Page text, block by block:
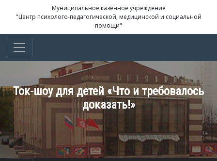
Муниципальное казённое учреждение
"Центр психолого-педагогической, медицинской и социальной
помощи"
Ток-шоу для детей «Что и требовалось
доказать!»